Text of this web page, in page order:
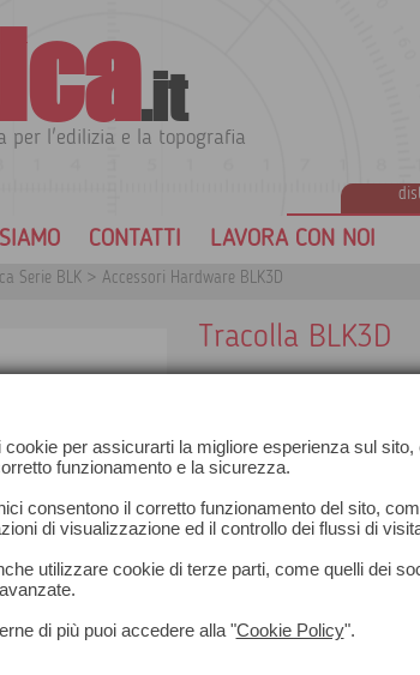
.it
per l'edilizia e la topografia
CONTATTI LAVORA CON NOI
Serie BLK > Accessori Hardware BLK3D
Tracolla BLK3D
cookie per assicurarti la migliore esperienza sul sito,
funzionamento e la sicurezza.
consentono il corretto funzionamento del sito,
di visualizzazione ed il controllo dei flussi di
utilizzare cookie di terze parti, come quelli dei
di più puoi accedere alla "Cookie Policy".